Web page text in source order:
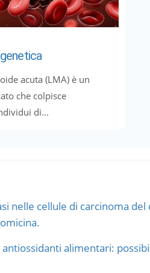
acuta (LMA) è un
che colpisce
di...
nelle cellule di carcinoma
alimentari: